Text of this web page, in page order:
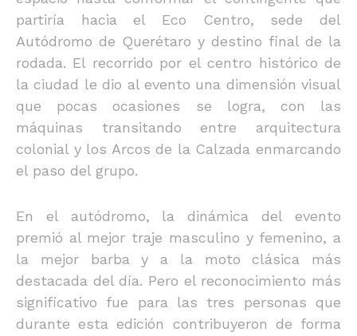
partiría hacia el Eco Centro, sede del
Autódromo de Querétaro y destino final de la
rodada. El recorrido por el centro histórico de
la ciudad le dio al evento una dimensión visual
que pocas ocasiones se logra, con las
máquinas transitando entre arquitectura
colonial y los Arcos de la Calzada enmarcando
el paso del grupo.
En el autódromo, la dinámica del evento
premió al mejor traje masculino y femenino, a
la mejor barba y a la moto clásica más
destacada del día. Pero el reconocimiento más
significativo fue para las tres personas que
durante esta edición contribuyeron de forma